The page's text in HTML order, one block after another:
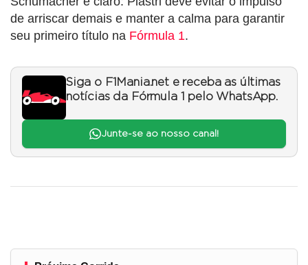
de arriscar demais e manter a calma para garantir
seu primeiro título na Fórmula 1.
Siga o F1Mania.net e receba as últimas
notícias da Fórmula 1 pelo WhatsApp.
Junte-se ao nosso canal!